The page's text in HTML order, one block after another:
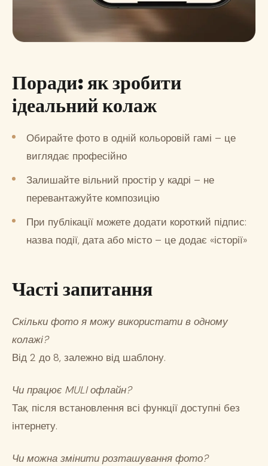
Поради: як зробити
ідеальний колаж
Обирайте фото в одній кольоровій гамі – це
виглядає професійно
Залишайте вільний простір у кадрі – не
перевантажуйте композицію
При публікації можете додати короткий підпис:
назва події, дата або місто – це додає «історії»
Часті запитання
Скільки фото я можу використати в одному
колажі?
Від 2 до 8, залежно від шаблону.
Чи працює MULI офлайн?
Так, після встановлення всі функції доступні без
інтернету.
Чи можна змінити розташування фото?